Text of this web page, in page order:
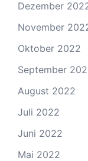
Dezember
November
Oktober 2022
September
August 2022
Juli 2022
Juni 2022
Mai 2022